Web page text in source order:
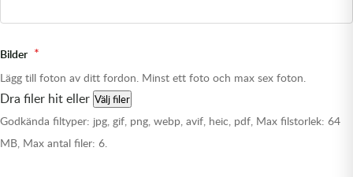
Bilder
Lägg till foton av ditt fordon. Minst ett foto och max sex foton.
Dra filer hit eller Välj filer
Godkända filtyper: jpg, gif, png, webp, avif, heic, pdf, Max filstorlek: 64
MB, Max antal filer: 6.